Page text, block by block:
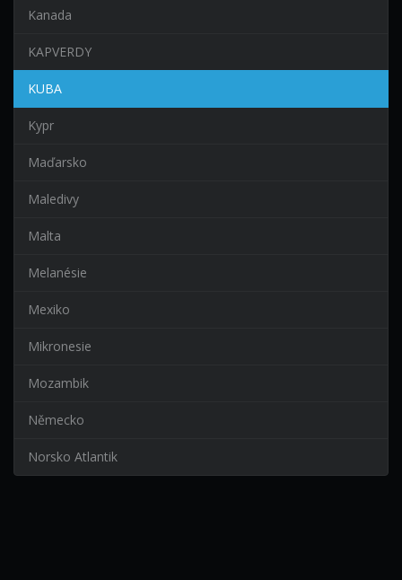
Kanada
KAPVERDY
KUBA
Kypr
Maďarsko
Maledivy
Malta
Melanésie
Mexiko
Mikronesie
Mozambik
Německo
Norsko Atlantik